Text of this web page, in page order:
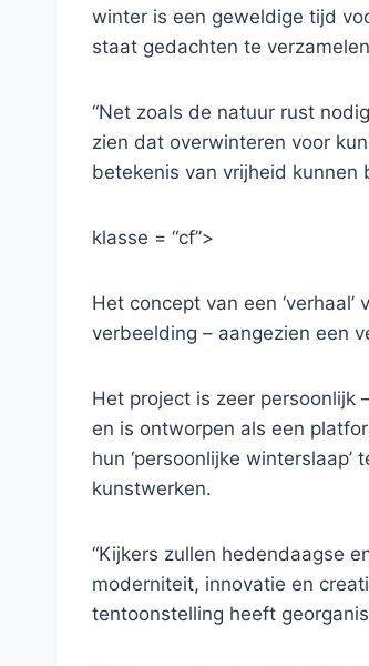
winter is een geweldige tijd
staat gedachten te
“Net zoals de natuur rust
zien dat overwinteren voor
betekenis van vrijheid kunnen
klasse = “cf”>
Het concept van een
verbeelding – aangezien een
Het project is zeer persoonlijk
en is ontworpen als een
hun ‘persoonlijke
kunstwerken.
“Kijkers zullen hedendaagse
moderniteit, innovatie en
tentoonstelling heeft